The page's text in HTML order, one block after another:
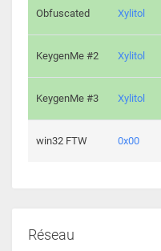
Obfuscated Xylitol
KeygenMe #2 Xylitol
KeygenMe #3 Xylitol
win32 FTW 0x00
Réseau